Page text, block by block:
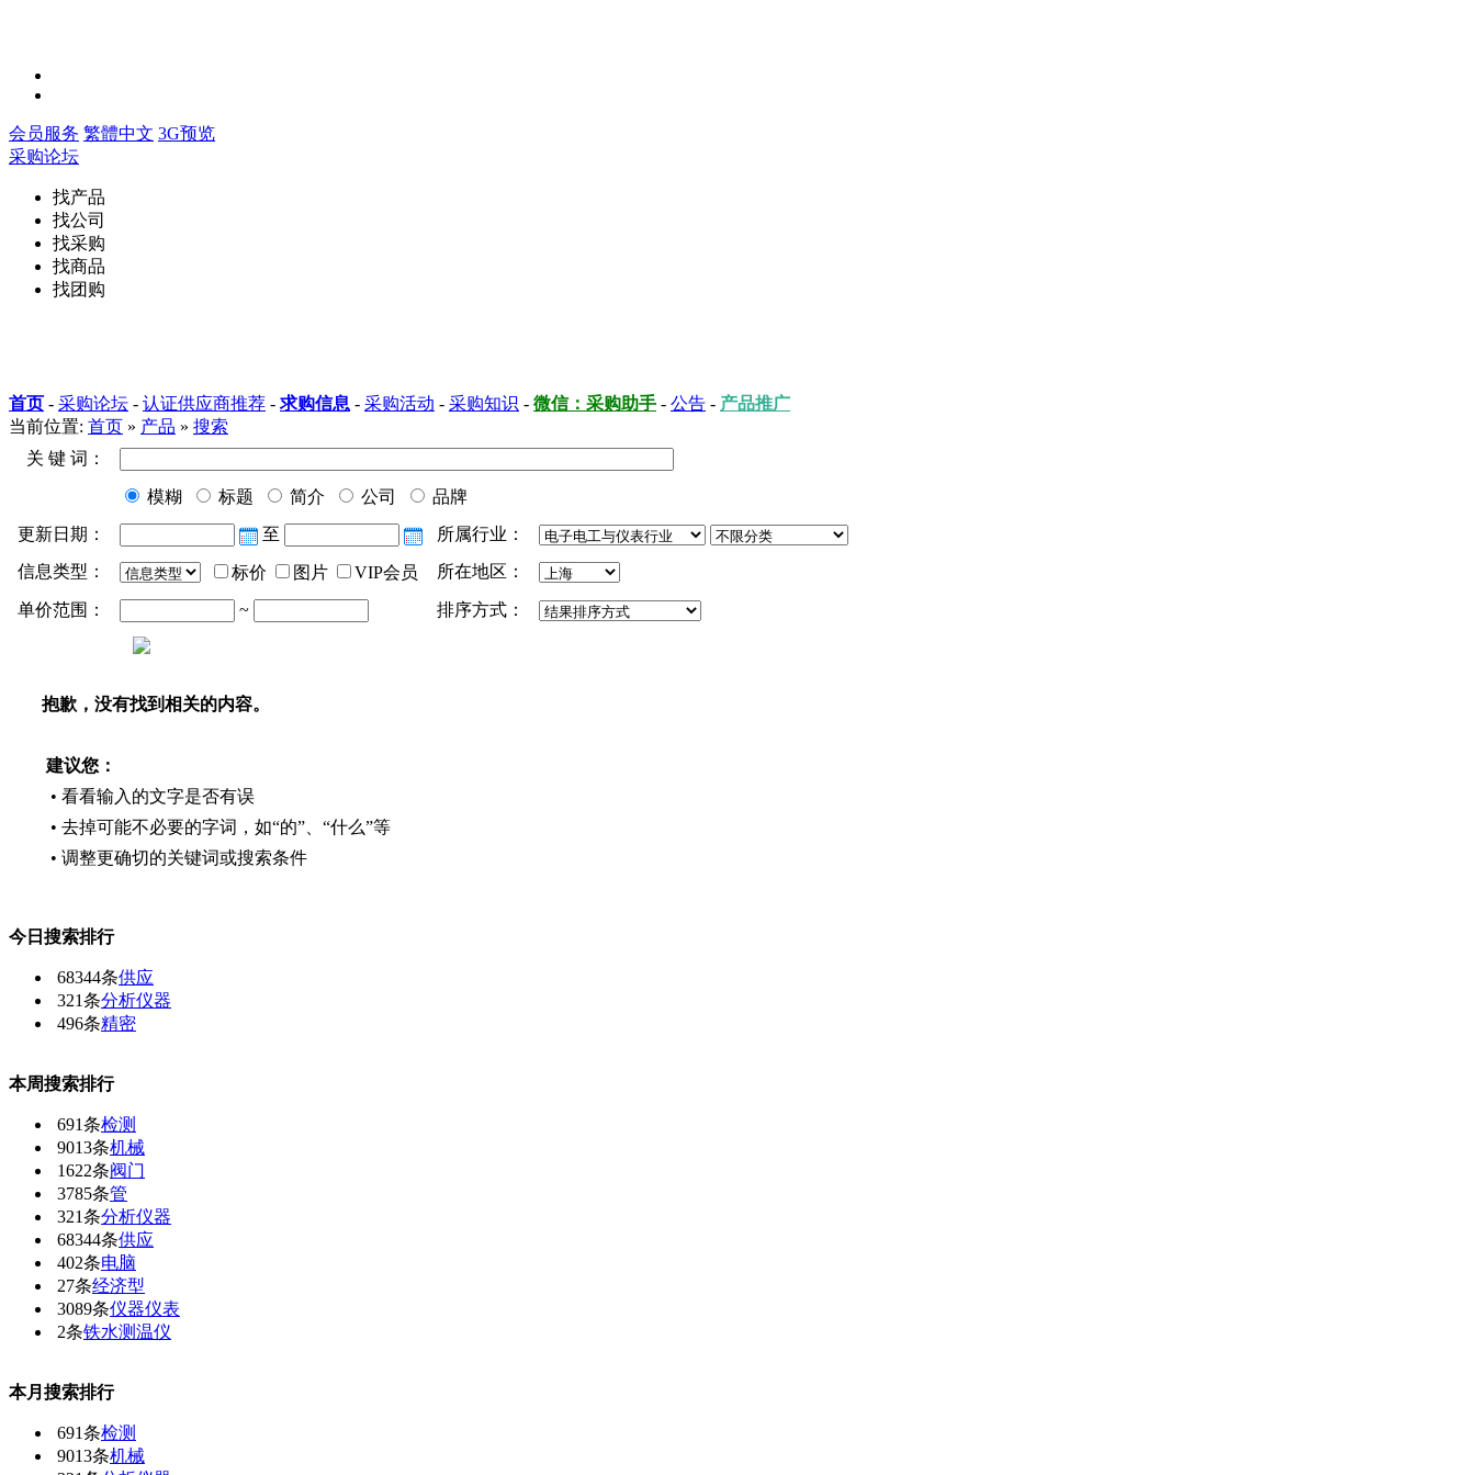
会员服务 繁體中文 3G预览
采购论坛
找产品
找公司
找采购
找商品
找团购
首页 - 采购论坛 - 认证供应商推荐 - 求购信息 - 采购活动 - 采购知识 - 微信：采购助手 - 公告 - 产品推广
当前位置: 首页 » 产品 » 搜索
关 键 词：
模糊 标题 简介 公司
品牌
更新日期：
至
所属行业：
信息类型：
标价 图片 VIP会员 所在地区：
单价范围： ~ 排序方式：
抱歉，没有找到相关的内容。
建议您：
• 看看输入的文字是否有误
• 去掉可能不必要的字词，如“的”、“什么”等
• 调整更确切的关键词或搜索条件
今日搜索排行
68344条供应
321条分析仪器
496条精密
本周搜索排行
691条检测
9013条机械
1622条阀门
3785条管
321条分析仪器
68344条供应
402条电脑
27条经济型
3089条仪器仪表
2条铁水测温仪
本月搜索排行
691条检测
9013条机械